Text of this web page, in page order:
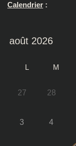
Calendrier :
L M
27 28
3 4